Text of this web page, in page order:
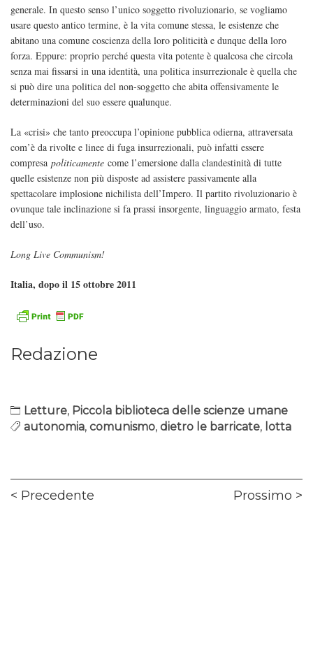
generale. In questo senso l’unico soggetto rivoluzionario, se vogliamo
usare questo antico termine, è la vita comune stessa, le esistenze che
abitano una comune coscienza della loro politicità e dunque della loro
forza. Eppure: proprio perché questa vita potente è qualcosa che circola
senza mai fissarsi in una identità, una politica insurrezionale è quella che
si può dire una politica del non-soggetto che abita offensivamente le
determinazioni del suo essere qualunque.
La «crisi» che tanto preoccupa l’opinione pubblica odierna, attraversata
com’è da rivolte e linee di fuga insurrezionali, può infatti essere
compresa politicamente come l’emersione dalla clandestinità di tutte
quelle esistenze non più disposte ad assistere passivamente alla
spettacolare implosione nichilista dell’Impero. Il partito rivoluzionario è
ovunque tale inclinazione si fa prassi insorgente, linguaggio armato, festa
dell’uso.
Long Live Communism!
Italia, dopo il 15 ottobre 2011
Redazione
Letture, Piccola biblioteca delle scienze umane
autonomia, comunismo, dietro le barricate, lotta
Navigazione
Precedente Prossimo